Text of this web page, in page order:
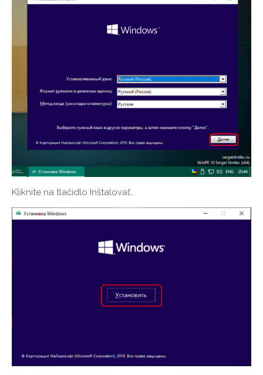
Kliknite na tlačidlo Inštalovať..